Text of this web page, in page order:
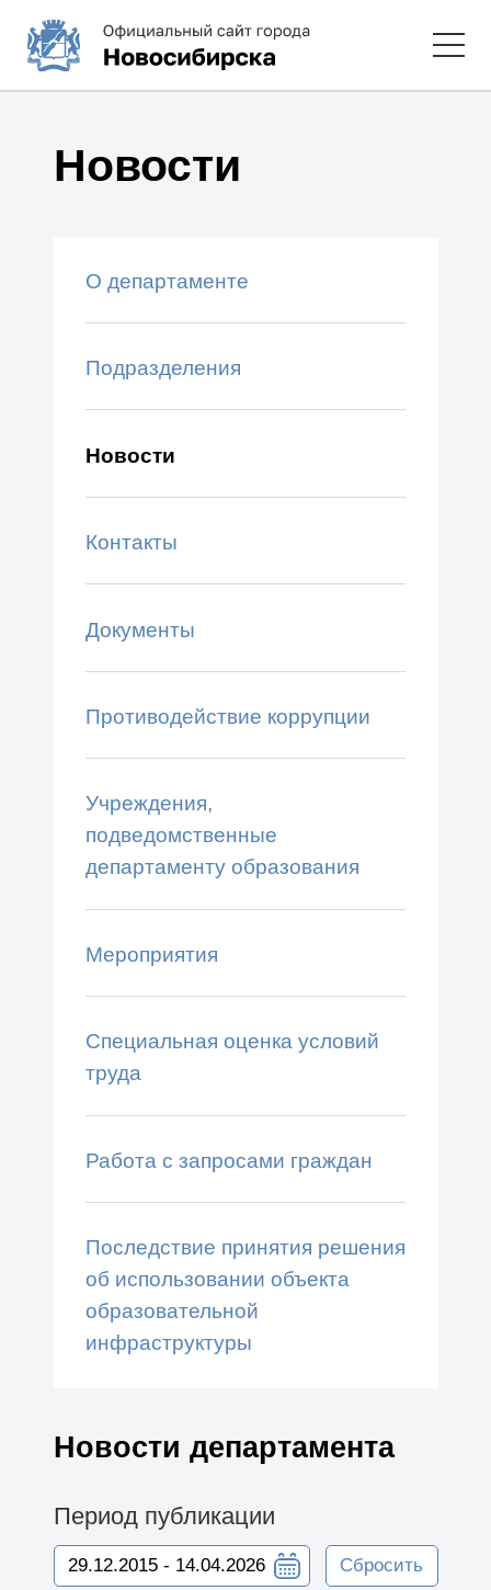
Новости
О департаменте
Подразделения
Новости
Контакты
Документы
Противодействие коррупции
Учреждения,
подведомственные
департаменту образования
Мероприятия
Специальная оценка условий
труда
Работа с запросами граждан
Последствие принятия решения
об использовании объекта
образовательной
инфраструктуры
Новости департамента
Период публикации
Сбросить